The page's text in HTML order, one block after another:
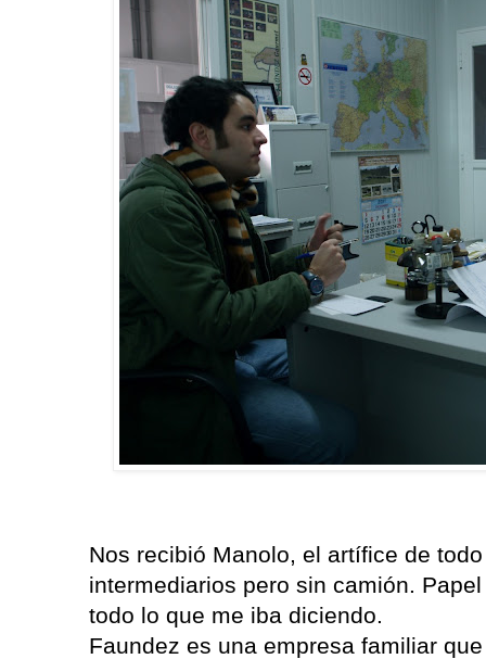
Nos recibió Manolo, el artífice de
intermediarios pero sin camión.
todo lo que me iba diciendo.
Faundez es una empresa familiar